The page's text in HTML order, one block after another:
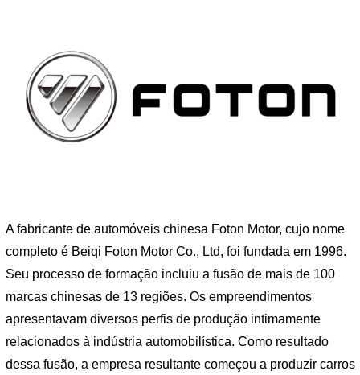
A fabricante de automóveis chinesa Foton Motor, cujo nome
completo é Beiqi Foton Motor Co., Ltd, foi fundada em 1996.
Seu processo de formação incluiu a fusão de mais de 100
marcas chinesas de 13 regiões. Os empreendimentos
apresentavam diversos perfis de produção intimamente
relacionados à indústria automobilística. Como resultado
dessa fusão, a empresa resultante começou a produzir carros